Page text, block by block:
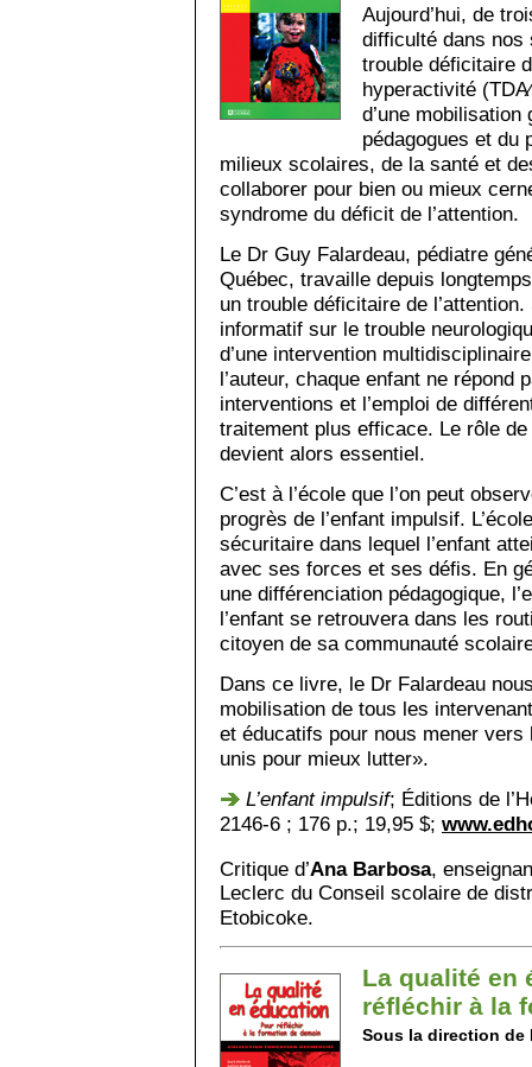
Aujourd’hui, de
difficulté dans nos
trouble déficitaire
hyperactivité
d’une
pédagogues et du
milieux scolaires, de la santé et
collaborer pour bien ou mieux
syndrome du déficit de l’attention.
Le Dr Guy Falardeau, pédiatre
Québec, travaille depuis
un trouble déficitaire de
informatif sur le trouble
d’une intervention
l’auteur, chaque enfant ne répond
interventions et l’emploi de
traitement plus efficace. Le rôle
devient alors essentiel.
C’est à l’école que l’on peut
progrès de l’enfant impulsif.
sécuritaire dans lequel l’enfant
avec ses forces et ses défis. En
une différenciation pédagogique,
l’enfant se retrouvera dans les
citoyen de sa communauté
Dans ce livre, le Dr Falardeau
mobilisation de tous les
et éducatifs pour nous mener vers
unis pour mieux lutter».
L’enfant impulsif; Éditions de
2146-6 ; 176 p.; 19,95 $;
Critique d’Ana Barbosa,
Leclerc du Conseil scolaire de
Etobicoke.
La qualité en
réfléchir à la
Sous la direction de